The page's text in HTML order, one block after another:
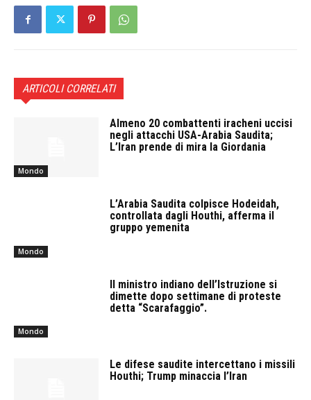
ARTICOLI CORRELATI
Mondo
Almeno 20 combattenti iracheni uccisi
negli attacchi USA-Arabia Saudita;
L’Iran prende di mira la Giordania
Mondo
L’Arabia Saudita colpisce Hodeidah,
controllata dagli Houthi, afferma il
gruppo yemenita
Mondo
Il ministro indiano dell’Istruzione si
dimette dopo settimane di proteste
detta “Scarafaggio”.
Le difese saudite intercettano i missili
Houthi; Trump minaccia l’Iran